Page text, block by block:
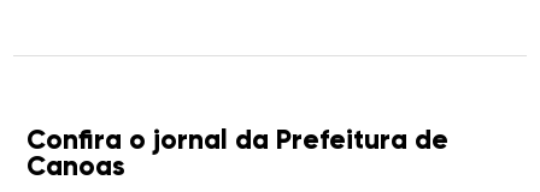
Confira o jornal da Prefeitura de
Canoas